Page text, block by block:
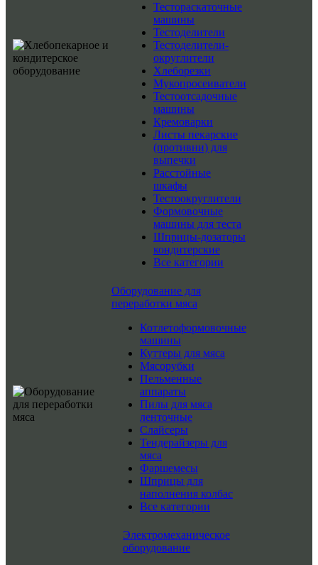
Тестораскаточные
машины
Тестоделители
Тестоделители-
округлители
Хлеборезки
Мукопросеиватели
Тестоотсадочные
машины
Кремоварки
Листы пекарские
(противни) для
выпечки
Расстойные
шкафы
Тестоокруглители
Формовочные
машины для теста
Шприцы-дозаторы
кондитерские
Все категории
Оборудование для
переработки мяса
Котлетоформовочные
машины
Куттеры для мяса
Мясорубки
Пельменные
аппараты
Пилы для мяса
ленточные
Слайсеры
Тендерайзеры для
мяса
Фаршемесы
Шприцы для
наполнения колбас
Все категории
Электромеханическое
оборудование